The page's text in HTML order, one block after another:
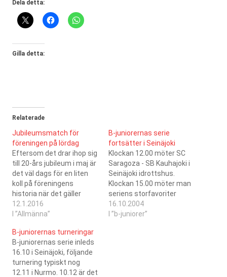
Dela detta:
Gilla detta:
Relaterade
Jubileumsmatch för
föreningen på lördag
Eftersom det drar ihop sig
till 20-års jubileum i maj är
det väl dags för en liten
koll på föreningens
historia när det gäller
antal spelade matcher...
SC Saragozas herrlag har
åtminstone 501 matcher,
varav 348 matcher i
förbundets serier och 36 i
Aurinkoliiga. Resten…
12.1.2016
I ”Allmänna”
B-juniorernas serie
fortsätter i Seinäjoki
Klockan 12.00 möter SC
Saragoza - SB Kauhajoki i
Seinäjoki idrottshus.
Klockan 15.00 möter man
seriens storfavoriter
Jeppis FBC.
16.10.2004
I ”b-juniorer”
B-juniorernas turneringar
B-juniorernas serie inleds
16.10 i Seinäjoki, följande
turnering typiskt nog
12.11 i Nurmo. 10.12 är det